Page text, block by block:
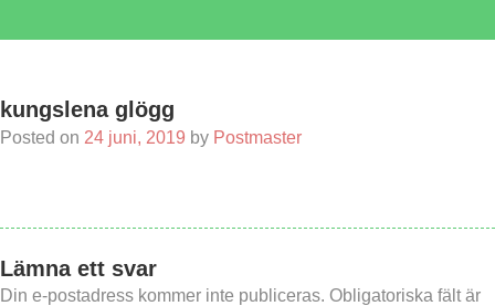
kungslena glögg
Posted on 24 juni, 2019 by Postmaster
Lämna ett svar
Din e-postadress kommer inte publiceras. Obligatoriska fält är